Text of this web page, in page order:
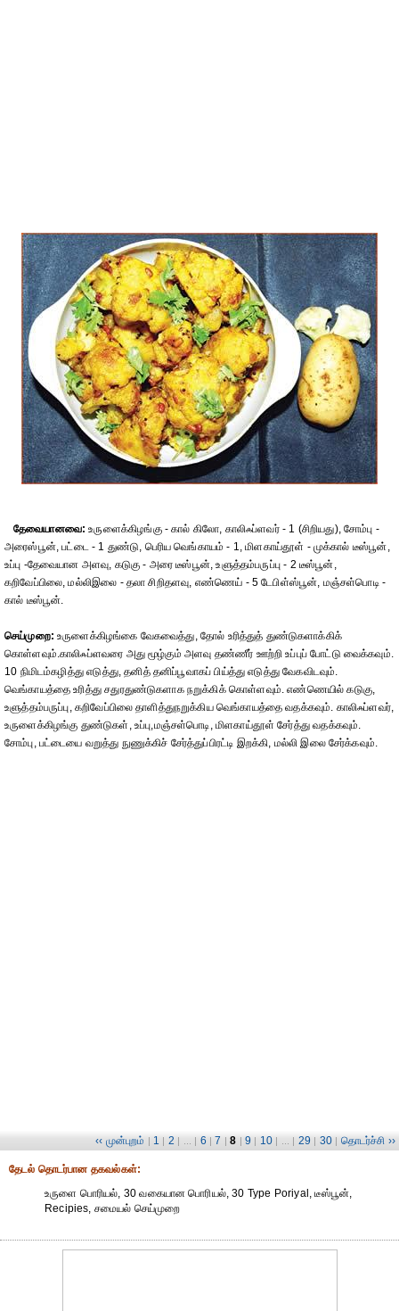
தேவையானவை: உருளைக்கிழங்கு - கால் கிலோ, காலிஃப்ளவர் - 1 (சிறியது), சோம்பு -
அரைஸ்பூன், பட்டை - 1 துண்டு, பெரிய வெங்காயம் - 1, மிளகாய்தூள் - முக்கால் டீஸ்பூன்,
உப்பு -தேவையான அளவு, கடுகு - அரை டீஸ்பூன், உளுத்தம்பருப்பு - 2 டீஸ்பூன்,
கறிவேப்பிலை, மல்லிஇலை - தலா சிறிதளவு, எண்ணெய் - 5 டேபிள்ஸ்பூன், மஞ்சள்பொடி -
கால் டீஸ்பூன்.
செய்முறை: உருளைக்கிழங்கை வேகவைத்து, தோல் உரித்துத் துண்டுகளாக்கிக்
கொள்ளவும்.காலிஃப்ளவரை அது மூழ்கும் அளவு தண்ணீர் ஊற்றி உப்புப் போட்டு வைக்கவும்.
10 நிமிடம்கழித்து எடுத்து, தனித் தனிப்பூவாகப் பிய்த்து எடுத்து வேகவிடவும்.
வெங்காயத்தை உரித்து சதுரதுண்டுகளாக நறுக்கிக் கொள்ளவும். எண்ணெயில் கடுகு,
உளுத்தம்பருப்பு, கறிவேப்பிலை தாளித்துநறுக்கிய வெங்காயத்தை வதக்கவும். காலிஃப்ளவர்,
உருளைக்கிழங்கு துண்டுகள், உப்பு,மஞ்சள்பொடி, மிளகாய்தூள் சேர்த்து வதக்கவும்.
சோம்பு, பட்டையை வறுத்து நுணுக்கிச் சேர்த்துப்பிரட்டி இறக்கி, மல்லி இலை சேர்க்கவும்.
‹‹ முன்புறம் | 1 | 2 | ... | 6 | 7 | 8 | 9 | 10 | ... | 29 | 30 | தொடர்ச்சி ››
தேட‌ல் தொட‌ர்பான தகவ‌ல்க‌ள்:
உருளை பொரியல், 30 வகையான பொரியல், 30 Type Poriyal, டீஸ்பூன்,
Recipies, சமையல் செய்முறை